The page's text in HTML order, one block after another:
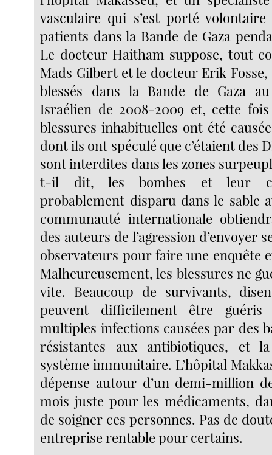
vasculaire qui s’est porté
patients dans la Bande de Gaza
Le docteur Haitham suppose, tout
Mads Gilbert et le docteur Erik
blessés dans la Bande de Gaza
Israélien de 2008-2009 et, cette
blessures inhabituelles ont été
dont ils ont spéculé que c’étaient des
sont interdites dans les zones
t-il dit, les bombes et leur
probablement disparu dans le sable
communauté internationale
des auteurs de l’agression d’envoyer
observateurs pour faire une enquête
Malheureusement, les blessures ne
vite. Beaucoup de survivants,
peuvent difficilement être
multiples infections causées par des
résistantes aux antibiotiques, et
système immunitaire. L’hôpital
dépense autour d’un demi-million
mois juste pour les médicaments,
de soigner ces personnes. Pas de
entreprise rentable pour certains.